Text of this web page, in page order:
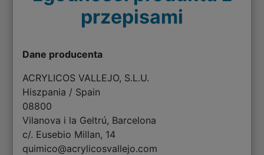
przepisami
Dane producenta
ACRYLICOS VALLEJO, S.L.U.
Hiszpania / Spain
08800
Vilanova i la Geltrú, Barcelona
c/. Eusebio Millan, 14
quimico@acrylicosvallejo.com